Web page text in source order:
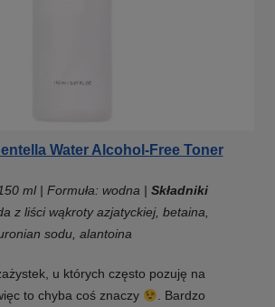
Water Alcohol-Free Toner
ml | Formuła: wodna | Składniki
z liści wąkroty azjatyckiej, betaina,
sodu, alantoina
u których często pozuję na
to chyba coś znaczy
. Bardzo